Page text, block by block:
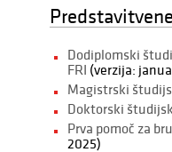
Dodiplomski
FRI (verzija:
Magistrski
Doktorski
Prva pomoč za
2025)